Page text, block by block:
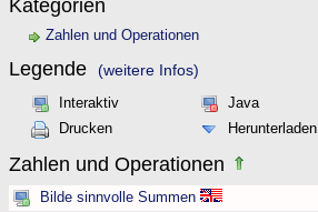
Kategorien
Zahlen und Operationen
Legende (weitere Infos)
Interaktiv Java
Drucken
Herunterladen
Zahlen und Operationen
Bilde sinnvolle Summen